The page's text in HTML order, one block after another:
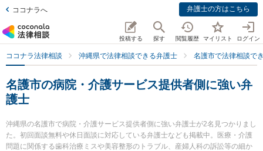
ココナラへ 弁護士の方はこちら
投稿する 探す 閲覧履歴 マイリスト ログイン
ココナラ法律相談 沖縄県で法律相談できる弁護士 名護市で法律相談で
名護市の病院・介護サービス提供者側に強い弁
護士
沖縄県の名護市で病院・介護サービス提供者側に強い弁護士が2名見つかりまし
た。初回面談無料や休日面談に対応している弁護士なども掲載中。医療・介護
問題に関係する歯科治療ミスや美容整形のトラブル、産婦人科の訴訟等の細か